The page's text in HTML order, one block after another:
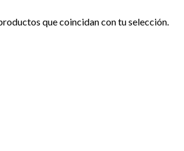
que coincidan con tu selección.